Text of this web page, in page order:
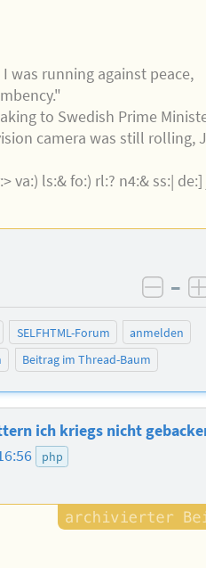
was running against peace,
to Swedish Prime
camera was still rolling,
va:) ls:& fo:) rl:? n4:& ss:| de:]
–
SELFHTML-Forum
anmelden
Beitrag im Thread-Baum
ich kriegs nicht
php